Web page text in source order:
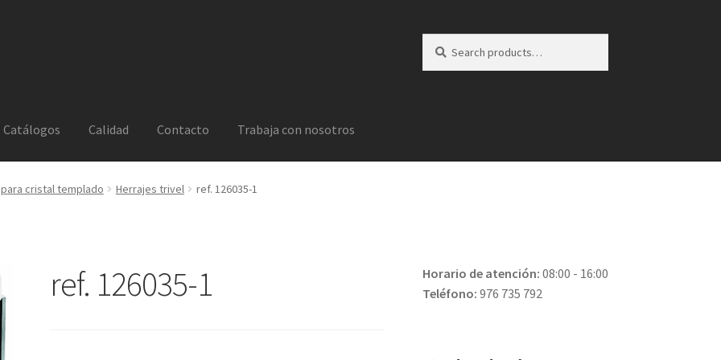
for:
Catálogos Calidad Contacto Trabaja con nosotros
cristal templado Herrajes trivel ref. 126035-1
ref. 126035-1 Horario de atención: 08:00 - 16:00
Teléfono: 976 735 792